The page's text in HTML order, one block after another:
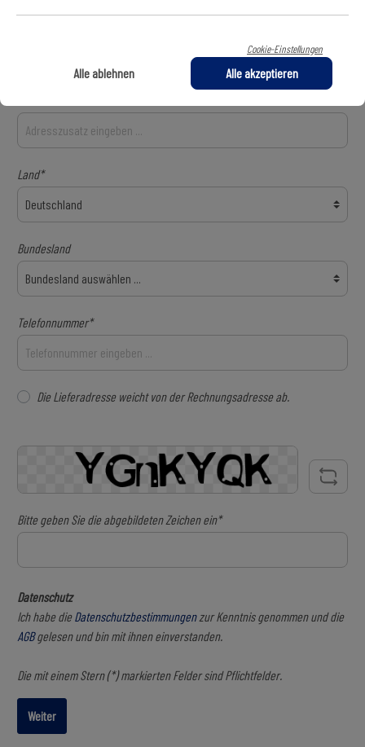
Land*
Bundesland
Telefonnummer*
Die Lieferadresse weicht von der Rechnungsadresse ab.
Bitte geben Sie die abgebildeten Zeichen ein*
Datenschutz
Ich habe dieDatenschutzbestimmungenzur Kenntnis genommen und die
AGBgelesen und bin mit ihnen einverstanden.
Die mit einem Stern (*) markierten Felder sind Pflichtfelder.
Weiter
Cookie-Einstellungen
Alle ablehnen Alle akzeptieren